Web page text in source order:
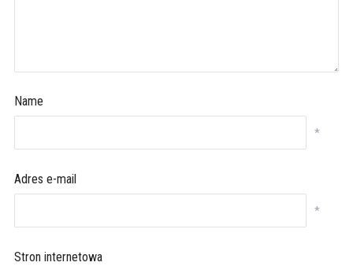
Name
*
Adres e-mail
*
Stron internetowa